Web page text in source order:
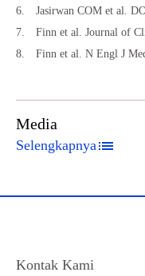
Jasirwan COM et al.
Finn et al. Journal of
Finn et al. N Engl J
Media
Selengkapnya
Kontak Kami